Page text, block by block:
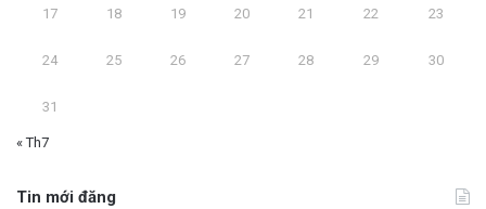
17 18 19 20 21 22 23
24 25 26 27 28 29 30
31
« Th7
Tin mới đăng